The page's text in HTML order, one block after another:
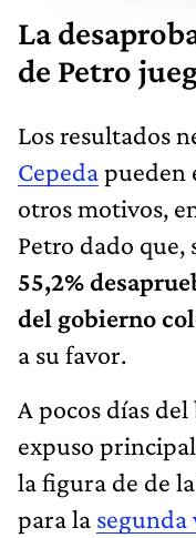
La
de Petro
Los resultados
Cepedapueden
otros motivos,
Petro dado que,
55,2%
del gobierno
a su favor.
A pocos días
expuso
la figura de de
para la segunda